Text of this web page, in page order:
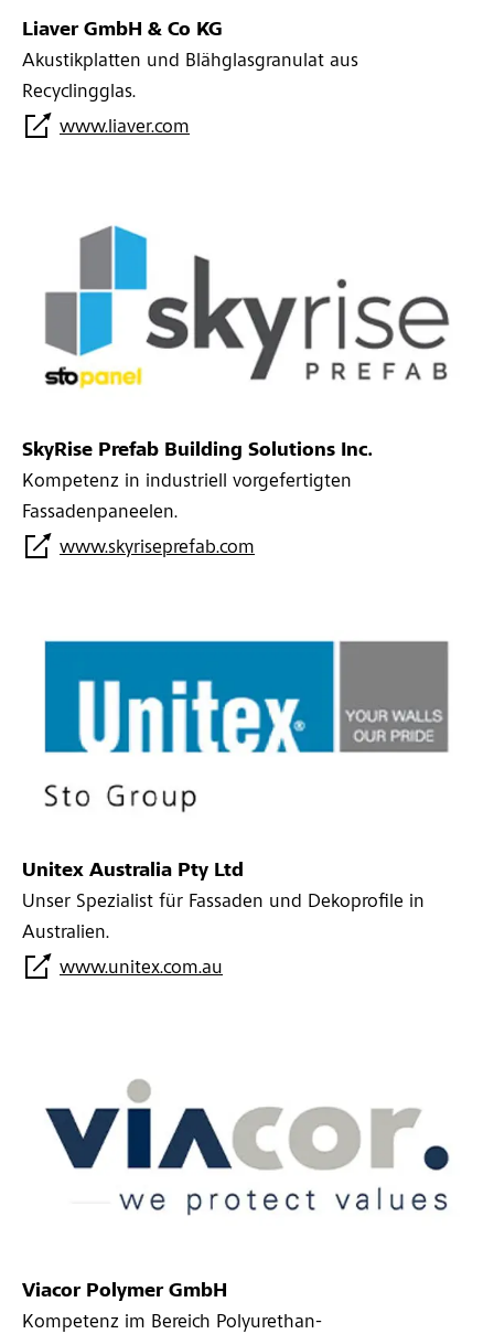
Liaver GmbH & Co KG
Akustikplatten und Blähglasgranulat aus
Recyclingglas.
www.liaver.com
SkyRise Prefab Building Solutions Inc.
Kompetenz in industriell vorgefertigten
Fassadenpaneelen.
www.skyriseprefab.com
Unitex Australia Pty Ltd
Unser Spezialist für Fassaden und Dekoprofile in
Australien.
www.unitex.com.au
Viacor Polymer GmbH
Kompetenz im Bereich Polyurethan-